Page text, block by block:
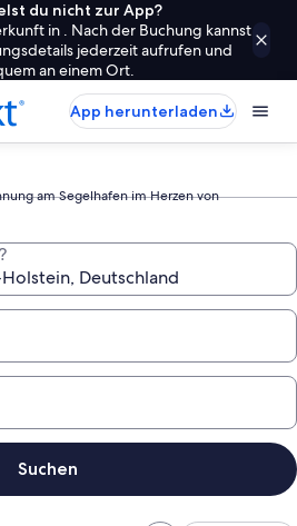
du nicht zur App?
in . Nach der Buchung kannst
jederzeit aufrufen und
an einem Ort.
App herunterladen
am Segelhafen im Herzen von
Suchen